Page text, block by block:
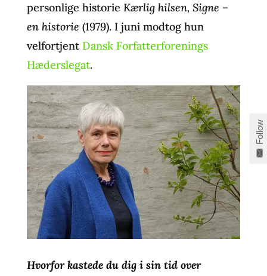
personlige historie Kærlig hilsen, Signe –
en historie (1979). I juni modtog hun
velfortjent Dansk Forfatterforenings
Hæderslegat.
Hvorfor kastede du dig i sin tid over
Follow